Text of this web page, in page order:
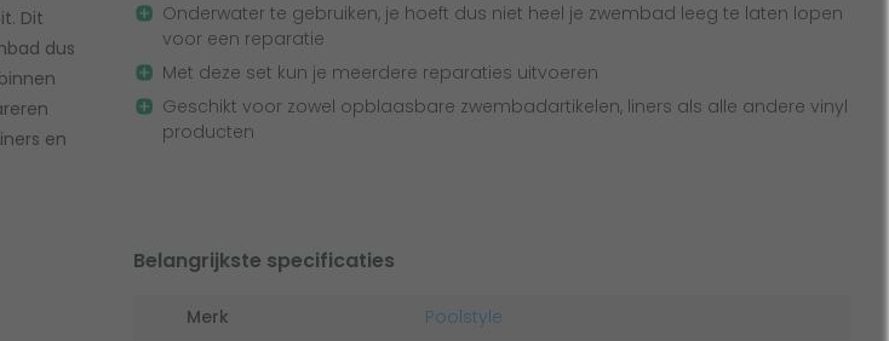
Dit
dus
en
Onderwater te gebruiken, je hoeft dus niet heel je zwembad leeg te laten lopen
voor een reparatie
Met deze set kun je meerdere reparaties uitvoeren
Geschikt voor zowel opblaasbare zwembadartikelen, liners als alle andere vinyl
producten
Belangrijkste specificaties
Merk
Poolstyle